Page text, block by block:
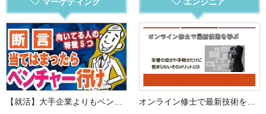
【就活】大手企業よりもベンチャー企業に向いている人の特徴５つ‼︎
オンライン修士で最新技術を学ぶ